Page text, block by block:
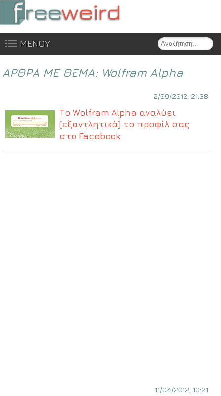
Search
ΜΕΝΟΥ
Skip to content
ΑΡΘΡΑ ΜΕ ΘΕΜΑ: Wolfram Alpha
2/09/2012, 21:38
Το Wolfram Alpha αναλύει
(εξαντλητικά) το προφίλ σας
στο Facebook
11/04/2012, 10:21